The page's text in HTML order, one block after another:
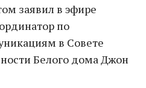
заявил в эфире
по
в Совете
Белого дома Джон